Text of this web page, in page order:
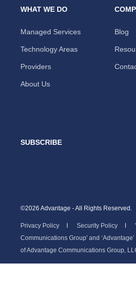
WHAT WE DO
Managed Services
Technology Areas
Providers
About Us
Blog
SUBSCRIBE
©2026 Advantage - All Rights Reserved.
Privacy Policy Security Policy
Communications Group' and
of Advantage Communications Group,